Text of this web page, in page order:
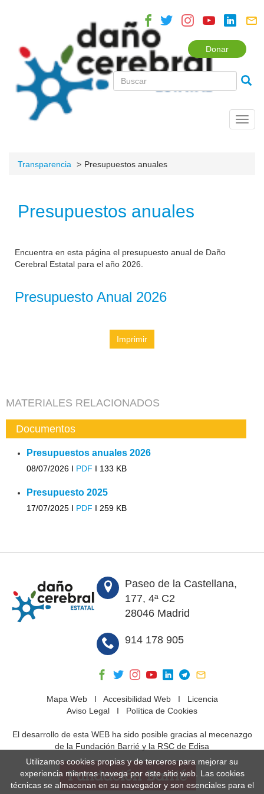
Donar
Transparencia Presupuestos anuales
Presupuestos anuales
Encuentra en esta página el presupuesto anual de Daño
Cerebral Estatal para el año 2026.
Presupuesto Anual 2026
Imprimir
MATERIALES RELACIONADOS
Documentos
Presupuestos anuales 2026
08/07/2026 I PDF I 133 KB
Presupuesto 2025
17/07/2025 I PDF I 259 KB
Paseo de la Castellana,
177, 4ª C2
28046 Madrid
914 178 905
Mapa WebI Accesibilidad WebI Licencia
Aviso Legal I Política de Cookies
El desarrollo de esta WEB ha sido posible gracias al mecenazgo
de la Fundación Barrié y la RSC de Edisa
Utilizamos cookies propias y de terceros para mejorar su
experiencia mientras navega por este sitio web. Las cookies
técnicas se almacenan en su navegador y son esenciales para el